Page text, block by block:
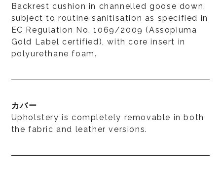
Backrest cushion in channelled goose down,
subject to routine sanitisation as specified in
EC Regulation No. 1069/2009 (Assopiuma
Gold Label certified), with core insert in
polyurethane foam.
カバー
Upholstery is completely removable in both
the fabric and leather versions.